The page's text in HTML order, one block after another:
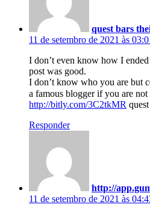
quest bars
11 de setembro de 2021 às
I don’t even know how I
post was good.
I don’t know who you are but
a famous blogger if you are
http://bitly.com/3C2tkMR
Responder
http://
11 de setembro de 2021 às